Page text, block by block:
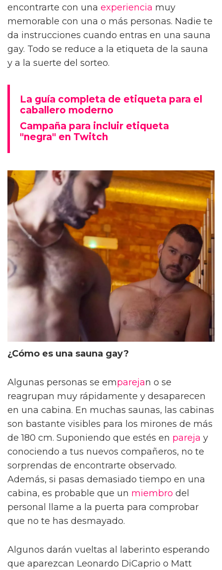
encontrarte con una experiencia muy
memorable con una o más personas. Nadie te
da instrucciones cuando entras en una sauna
gay. Todo se reduce a la etiqueta de la sauna
y a la suerte del sorteo.
La guía completa de etiqueta para el
caballero moderno
Campaña para incluir etiqueta
"negra" en Twitch
¿Cómo es una sauna gay?
Algunas personas se emparejan o se
reagrupan muy rápidamente y desaparecen
en una cabina. En muchas saunas, las cabinas
son bastante visibles para los mirones de más
de 180 cm. Suponiendo que estés en pareja y
conociendo a tus nuevos compañeros, no te
sorprendas de encontrarte observado.
Además, si pasas demasiado tiempo en una
cabina, es probable que un miembro del
personal llame a la puerta para comprobar
que no te has desmayado.
Algunos darán vueltas al laberinto esperando
que aparezcan Leonardo DiCaprio o Matt